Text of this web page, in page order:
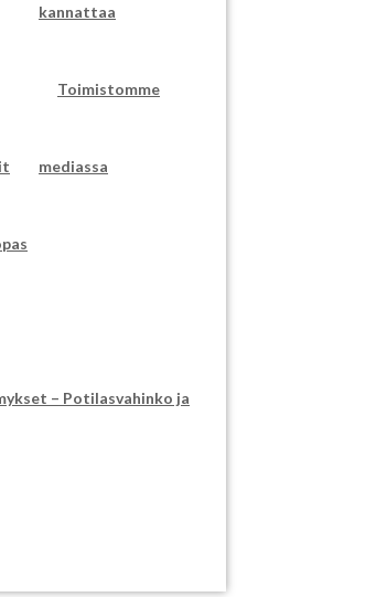
kannattaa
Toimistomme
mediassa
– Potilasvahinko ja